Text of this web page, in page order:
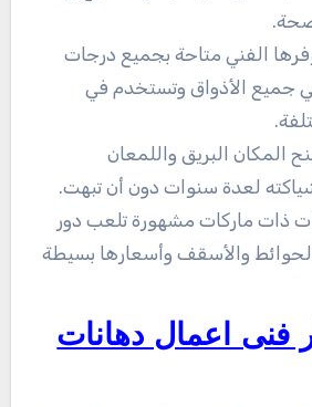
الفني متاحة بجميع درجات
جميع الأذواق وتستخدم في
المكان البريق واللمعان
لعدة سنوات دون أن تبهت.
ذات ماركات مشهورة تلعب دور
والأسقف وأسعارها بسيطة
فنى اعمال دهانات